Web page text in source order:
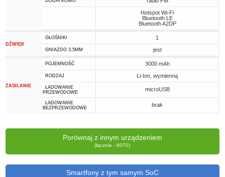
Hotspot Wi-Fi
Bluetooth LE
Bluetooth A2DP
DŹWIĘK
GŁOŚNIKI 1
GNIAZDO 3,5MM jest
ZASILANIE
POJEMNOŚĆ 3000 mAh
RODZAJ Li-Ion, wymienną
ŁADOWANIE
PRZEWODOWE
microUSB
ŁADOWANIE
BEZPRZEWODOWE
brak
Porównaj z innym urządzeniem
(łącznie - 6070)
Smartfony z tym samym SoC